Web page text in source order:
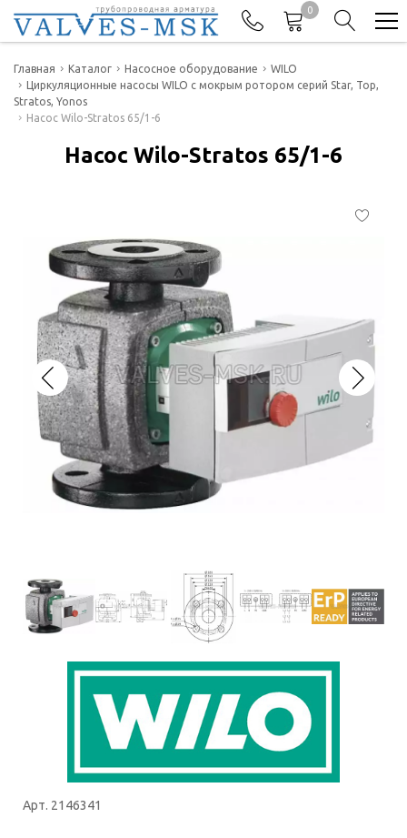
0
Телефоны
+7(977) 474-62-50
Отдел продаж
Главная Каталог Насосное оборудование
WILO
Циркуляционные насосы WILO с мокрым ротором серий Star, Top,
Stratos, Yonos
Насос Wilo-Stratos 65/1-6
Насос Wilo-Stratos 65/1-6
Арт. 2146341